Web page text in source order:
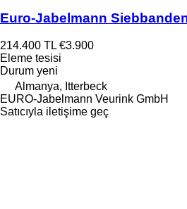
Euro-Jabelmann
214.400 TL €3.900
Eleme tesisi
Durum yeni
Almanya, Itterbeck
EURO-Jabelmann Veurink GmbH
Satıcıyla iletişime geç